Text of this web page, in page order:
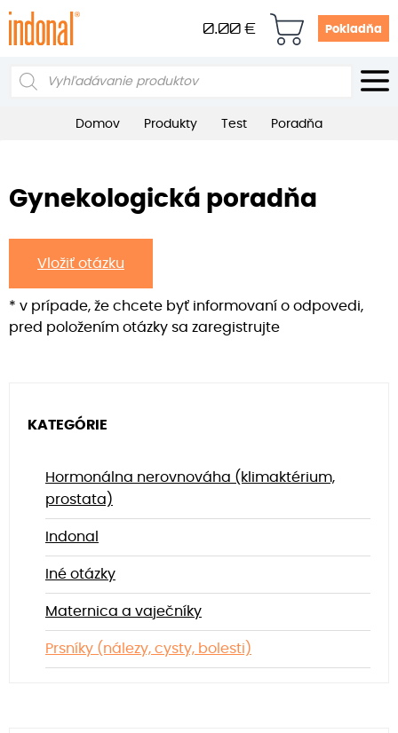
0.00 € Pokladňa
Products
Domov Produkty Test Poradňa
Gynekologická poradňa
Vložiť otázku
* v prípade, že chcete byť informovaní o odpovedi,
pred položením otázky sa zaregistrujte
KATEGÓRIE
Hormonálna nerovnováha (klimaktérium,
prostata)
Indonal
Iné otázky
Maternica a vaječníky
Prsníky (nálezy, cysty, bolesti)